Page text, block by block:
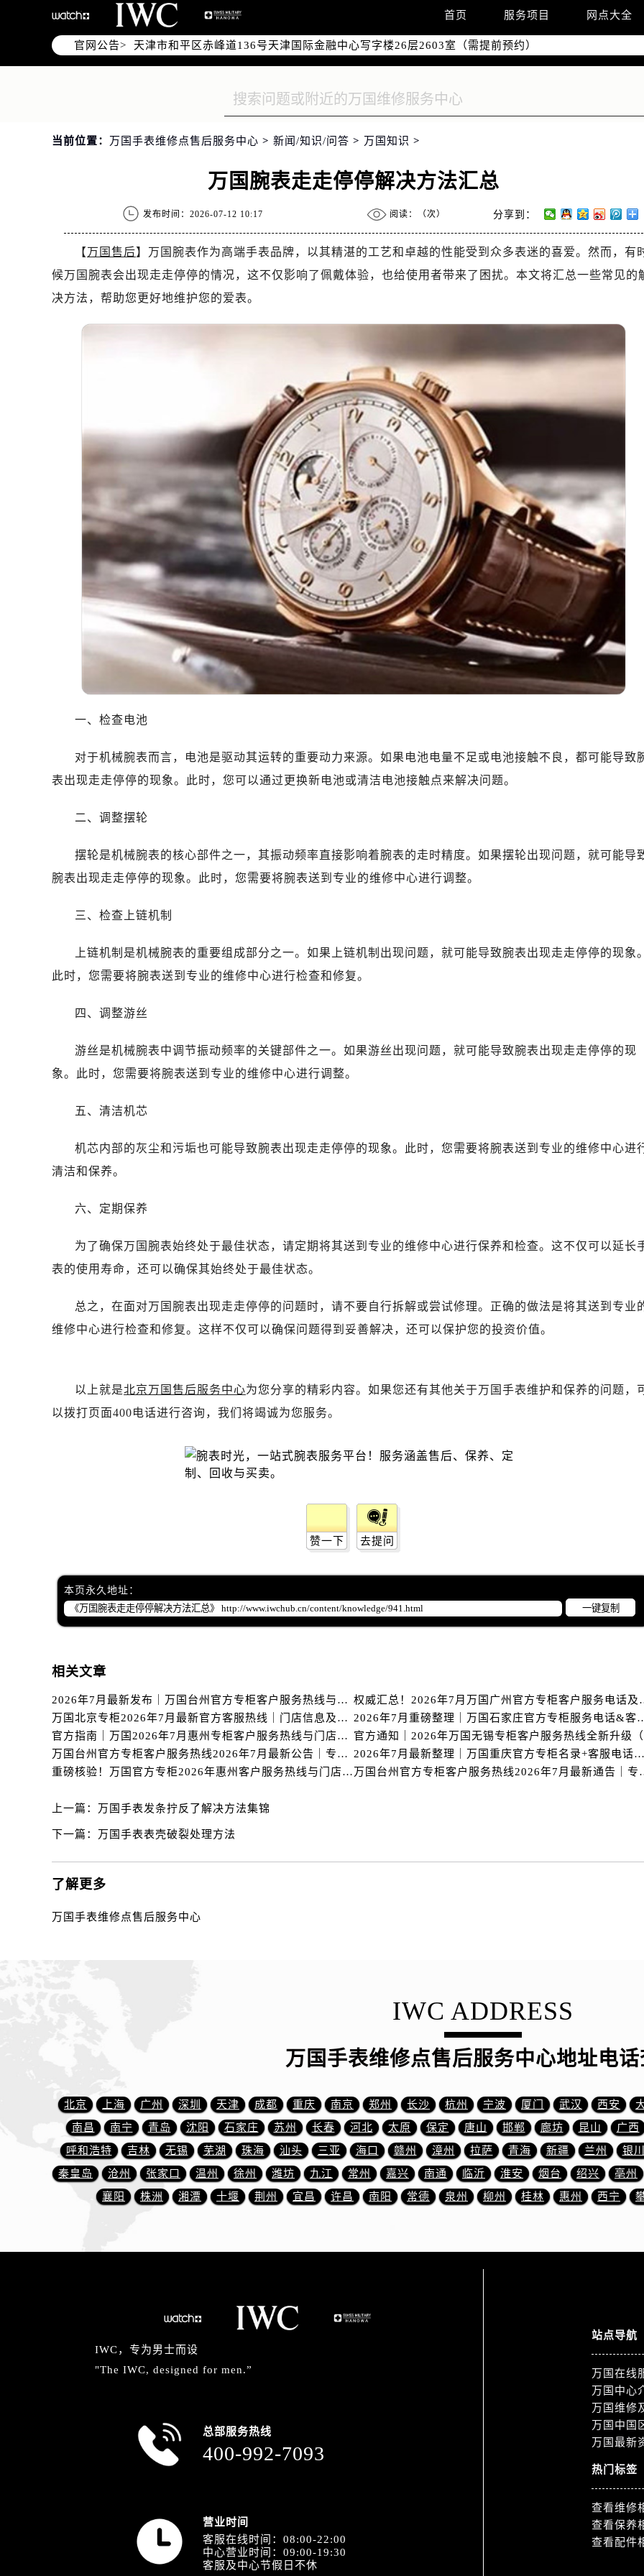
首页 服务项目 网点大全
官网公告>
北京市东城区东长安街1号东方广场写字楼W3座6层602室（需提前预约）
北京市朝阳区建国门外大街甲6号华熙国际中心写字楼D座11层1102室（需提前预约）
天津市和平区赤峰道136号天津国际金融中心写字楼26层2603室（需提前预约）
上海市徐汇区虹桥路3号港汇中心写字楼2座37层3705室（需提前预约）
南京市秦淮区中山南路1号（新街口）南京中心写字楼22层C1-1室（需提前预约）
徐州市鼓楼区淮海东路29号苏宁广场IFC国际金融中心写字楼35层3508室（需提前预约）
盐城市盐都区世纪大道5号盐城金融城写字楼1号楼16层1604室（需提前预约）
泰州市海陵区永定东路399号置地商务中心东塔写字楼（华润万象城）17层1706室（需提前预约）
杭州市上城区钱江路1366号华润大厦写字楼A座5层503-5室（需提前预约）
金华市金东区东市南街777号金华万达广场写字楼4号楼22层2209室（需提前预约）
嘉兴市南湖区广益路705号嘉兴世界贸易中心写字楼A座13层1304室（需提前预约）
南昌市红谷滩新区红谷中大道998号绿地双子塔（中央广场）A1座办公楼14层07室（需提前预约）
广州市天河区天河路230号万菱汇国际中心写字楼A塔7层704室（需提前预约）
广州市越秀区环市东路371-375号世界贸易中心大厦南塔写字楼15层07室（需提前预约）
深圳市罗湖区深南东路5001号华润大厦写字楼17层1701室（需提前预约）
惠州市惠城区江北文昌一路7号华贸大厦写字楼1座30层05室（需提前预约）
厦门市思明区湖滨东路95号华润大厦写字楼B座11层1104室（需提前预约）
福州市鼓楼区五四路128-1号恒力城写字楼15层03室（需提前预约）
成都市锦江区人民东路6号SAC东原中心写字楼24层2406B室（需提前预约）
重庆市江北区观音桥步行街2号融恒时代广场写字楼9层902室（需提前预约）
长沙市芙蓉区定王台街道建湘路393号世茂环球金融中心写字楼（芙蓉广场）10层13室（需提前预约
郑州市二七区铭功路10号华润大厦写字楼29层2905室（需提前预约）
太原市迎泽区解放路15号亨得利名表服务中心（品牌授权店）3层整层（需提前预约）
沈阳市沈河区中街路137号亨得利名表服务中心（品牌授权店）1层整层（需提前预约）
沈阳市沈河区中街路83号亨得利名表服务中心（品牌授权店）1层整层（需提前预约）
乌鲁木齐市天山区红山路26号时代广场（CCMALL）C座17层17-B（需提前预约）
温州市鹿城区锦绣路1067号置信广场10层1015室（需提前预约）
哈尔滨市道里区友谊西路600号富力中心T2座写字楼29层03室（需提前预约）
大连市中山区人民路15号国际金融大厦7层G室（需提前预约）
无锡市梁溪区人民中路139号恒隆广场写字楼1座11层1104室（需提前预约）
武汉市江汉区解放大道686号世界贸易大厦38层09室（需提前预约）
合肥市蜀山区潜山路111号万象城华润大厦B座12楼03室（需提前预约）
泉州市丰泽区宝洲路729号浦西万达中心写字楼A座7楼709室（需提前预约）
烟台市芝罘区胜利路139号万达金融中心A座907室（需提前预约）
贵阳市南明区都司高架桥路33号亨特国际金融中心14楼14D（需提前预约）
昆明市盘龙区北京路928号同德昆明广场写字楼10层06室（需提前预约）
西安市碑林区南关正街88号华侨城长安国际中心E座6楼10室（需提前预约）
唐山市路南区新华东道100号万达广场写字楼A座10层1002室（需提前预约）
台州市椒江区东海大道1800号腾达中心东1幢20楼2002室（需提前预约）
甘肃省兰州市七里河区西津西路16号兰州中心写字楼21层2102室（需提前预约）
黑龙江省大庆市萨尔图区会战大街万国售后服务中心（需提前预约）
黑龙江省鸡西市鸡冠区红军路万国售后服务中心（需提前预约）
黑龙江省牡丹江市东安区太平路万国售后服务中心（需提前预约）
黑龙江省七台河市桃山区大同街万国售后服务中心（需提前预约）
黑龙江省双鸭山市尖山区新兴大街万国售后服务中心（需提前预约）
黑龙江省绥化市北林区新华街与康庄路交叉口万国售后服务中心（需提前预约）
吉林省白山市浑江区浑江大街万国售后服务中心（需提前预约）
吉林省吉林市船营区河南街万国售后服务中心（需提前预约）
吉林省梅河口市新华街道梅河大街万国售后服务中心（需提前预约）
吉林省四平市铁东区紫气大路与南九经街交汇处万国售后服务中心（需提前预约）
吉林省通化市东昌区环通乡江南大街万国售后服务中心（需提前预约）
吉林省延边市延吉市解放路万国售后服务中心（需提前预约）
辽宁省本溪市平山区胜利路万国售后服务中心（需提前预约）
辽宁省丹东市振兴区七经街万国售后服务中心（需提前预约）
辽宁省锦州市古塔区中央大街万国售后服务中心（需提前预约）
辽宁省辽阳市白塔区新运大街万国售后服务中心（需提前预约）
辽宁省盘锦市兴隆台区石油大街万国售后服务中心（需提前预约）
辽宁省铁岭市银州区南马路万国售后服务中心（需提前预约）
辽宁省营口市站前区市府路与渤海大街交叉口万国售后服务中心（需提前预约）
辽宁省沈阳市沈河区中街路83号亨得利名表维修授权店1楼万国售后服务中心（需提前预约）
北京市朝阳区建国门外大街甲6号华熙国际中心D座11层1102室万国售后服务中心（需提前预约）
内蒙古自治区巴彦淖尔市临河区新华街万国售后服务中心（需提前预约）
内蒙古自治区通辽市科尔沁区明仁大街万国售后服务中心（需提前预约）
内蒙古自治区乌海市海勃湾区人民南路万国售后服务中心（需提前预约）
内蒙古自治区乌兰察布市集宁区恩和大街万国售后服务中心（需提前预约）
内蒙古自治区兴安盟市乌兰浩特市兴安大街万国售后服务中心（需提前预约）
山西省大同市平城区迎宾街万国售后服务中心（需提前预约）
山西省晋城市城区黄华街万国售后服务中心（需提前预约）
山西省晋中市榆次区顺城街万国售后服务中心（需提前预约）
山西省临汾市尧都区解放路万国售后服务中心（需提前预约）
山西省吕梁市离石区永宁中路与建设街交叉口万国售后服务中心（需提前预约）
山西省太原市迎泽区迎泽街道解放路15号亨得利名表维修授权店3楼万国售后服务中心（需提前预约
天津市和平区赤峰道136号天津国际金融中心26层2603室万国售后服务中心（需提前预约）
安徽省滁州市琅琊区南谯北路万国售后服务中心（需提前预约）
安徽省阜阳市颍州区颍州北路万国售后服务中心（需提前预约）
安徽省黄山市屯溪区黄山西路万国售后服务中心（需提前预约）
安徽省六安市金安区解放中路万国售后服务中心（需提前预约）
安徽省马鞍山市雨山区湖南西路万国售后服务中心（需提前预约）
当前位置： 万国手表维修点售后服务中心 > 新闻/知识/问答 > 万国知识 >
万国腕表走走停停解决方法汇总
发布时间：2026-07-12 10:17 阅读：（次） 分享到：
【万国售后】万国腕表作为高端手表品牌，以其精湛的工艺和卓越的性能受到众多表迷的喜爱。然而，有
候万国腕表会出现走走停停的情况，这不仅影响了佩戴体验，也给使用者带来了困扰。本文将汇总一些常见的
决方法，帮助您更好地维护您的爱表。
一、检查电池
对于机械腕表而言，电池是驱动其运转的重要动力来源。如果电池电量不足或电池接触不良，都可能导致
表出现走走停停的现象。此时，您可以通过更换新电池或清洁电池接触点来解决问题。
二、调整摆轮
摆轮是机械腕表的核心部件之一，其振动频率直接影响着腕表的走时精度。如果摆轮出现问题，就可能导
腕表出现走走停停的现象。此时，您需要将腕表送到专业的维修中心进行调整。
三、检查上链机制
上链机制是机械腕表的重要组成部分之一。如果上链机制出现问题，就可能导致腕表出现走走停停的现象
此时，您需要将腕表送到专业的维修中心进行检查和修复。
四、调整游丝
游丝是机械腕表中调节振动频率的关键部件之一。如果游丝出现问题，就可能导致腕表出现走走停停的现
象。此时，您需要将腕表送到专业的维修中心进行调整。
五、清洁机芯
机芯内部的灰尘和污垢也可能导致腕表出现走走停停的现象。此时，您需要将腕表送到专业的维修中心进
清洁和保养。
六、定期保养
为了确保万国腕表始终处于最佳状态，请定期将其送到专业的维修中心进行保养和检查。这不仅可以延长
表的使用寿命，还可以确保其始终处于最佳状态。
总之，在面对万国腕表出现走走停停的问题时，请不要自行拆解或尝试修理。正确的做法是将其送到专业
维修中心进行检查和修复。这样不仅可以确保问题得到妥善解决，还可以保护您的投资价值。
以上就是北京万国售后服务中心为您分享的精彩内容。如果您还有其他关于万国手表维护和保养的问题，
以拨打页面400电话进行咨询，我们将竭诚为您服务。
赞一下 去提问
本页永久地址：
一键复制
相关文章
2026年7月最新发布｜万国台州官方专柜客户服务热线与专柜信息攻略
权威汇总！2026
万国北京专柜2026年7月最新官方客服热线｜门店信息及服务攻略发布
2026年7月重磅整理｜万国石家庄
官方指南｜万国2026年7月惠州专柜客户服务热线与门店信息全攻略
万国台州官方专柜客户服务热线2026年7月最新公告｜专柜信息权威核验
2026年7月最新整理｜万国重庆官方专柜名录+客服电话，门店信息大公开
重磅核验！万国官方专柜2026年惠州客户服务热线与门店信息（7月最新）
万国台州官方专柜
上一篇： 万国手表发条拧反了解决方法集锦
下一篇： 万国手表表壳破裂处理方法
了解更多
万国手表维修点售后服务中心
IWC ADDRESS
万国手表维修点售后服务中心地址电
北京 上海 广州 深圳 天津 成都 重庆 南京 郑州 长沙 杭州 宁波 厦门 武汉 西安
南昌
南宁 青岛 沈阳 石家庄 苏州 长春 河北 太原 保定 唐山 邯郸 廊坊 昆山
广西
呼和浩特
吉林 无锡 芜湖 珠海 汕头 三亚 海口 赣州 漳州 拉萨 青海 新疆 兰州
银
秦皇岛
沧州 张家口 温州 徐州 潍坊 九江 常州 嘉兴 南通 临沂 淮安 烟台 绍兴
亳州
襄阳
株洲 湘潭 十堰 荆州 宜昌 许昌 南阳 常德 泉州 柳州 桂林 惠州 西宁
IWC，专为男士而设
"The IWC, designed for men.”
总部服务热线
400-992-7093
营业时间
客服在线时间：08:00-22:00
中心营业时间：09:00-19:30
客服及中心节假日不休
站点导航
万国在线
万国中心
万国维修
万国中国
万国最新
热门标签
查看维修
查看保养
查看配件